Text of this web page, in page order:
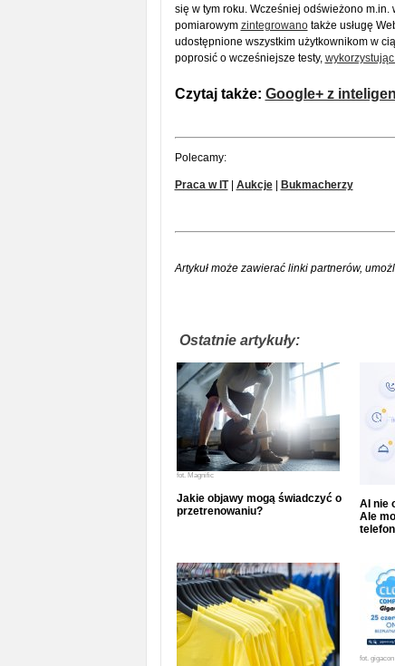
się w tym roku. Wcześniej odświeżono
pomiarowym zintegrowanotakże usługę
udostępnione wszystkim użytkownikom w
poprosić o wcześniejsze testy,
Czytaj także: Google+ z
Polecamy:
Praca w IT| Aukcje| Bukmacherzy
Artykuł może zawierać linki partnerów,
Ostatnie artykuły:
fot. Magnific
Jakie objawy mogą świadczyć o
przetrenowaniu?
AI nie
Ale
fot. gigacon